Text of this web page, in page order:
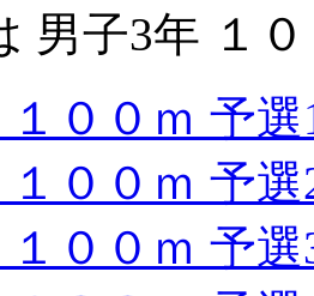
男子3年 １
１００ｍ 予選
１００ｍ 予選
１００ｍ 予選